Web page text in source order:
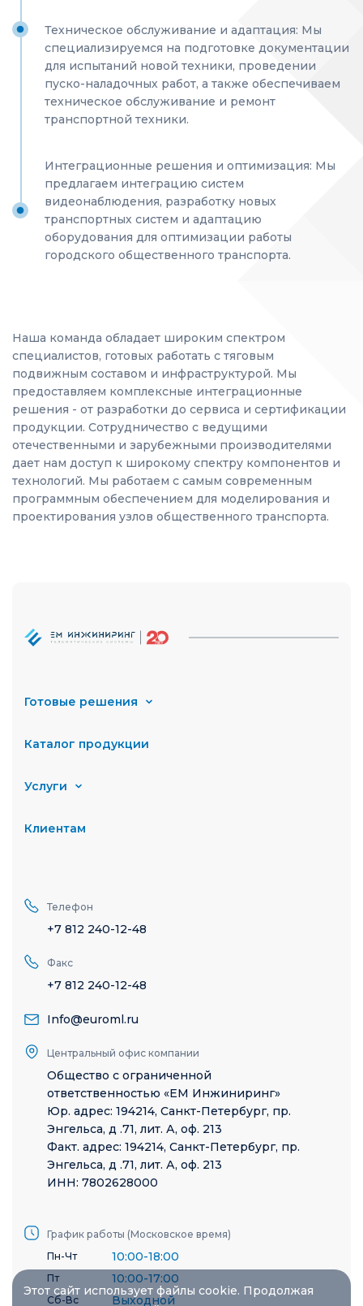
Этот сайт использует файлы cookie. Продолжая
Техническое обслуживание и адаптация: Мы
специализируемся на подготовке документации
для испытаний новой техники, проведении
пуско-наладочных работ, а также обеспечиваем
техническое обслуживание и ремонт
транспортной техники.
Интеграционные решения и оптимизация: Мы
предлагаем интеграцию систем
видеонаблюдения, разработку новых
транспортных систем и адаптацию
оборудования для оптимизации работы
городского общественного транспорта.
Наша команда обладает широким спектром
специалистов, готовых работать с тяговым
подвижным составом и инфраструктурой. Мы
предоставляем комплексные интеграционные
решения - от разработки до сервиса и сертификации
продукции. Сотрудничество с ведущими
отечественными и зарубежными производителями
дает нам доступ к широкому спектру компонентов и
технологий. Мы работаем с самым современным
программным обеспечением для моделирования и
проектирования узлов общественного транспорта.
Готовые решения
Каталог продукции
Услуги
Клиентам
Телефон
+7 812 240-12-48
Факс
+7 812 240-12-48
Info@euroml.ru
Центральный офис компании
Общество с ограниченной
ответственностью «ЕМ Инжиниринг»
Юр. адрес: 194214, Санкт-Петербург, пр.
Энгельса, д .71, лит. А, оф. 213
Факт. адрес: 194214, Санкт-Петербург, пр.
Энгельса, д .71, лит. А, оф. 213
ИНН: 7802628000
График работы (Московское время)
Пн-Чт
10:00-18:00
Пт 10:00-17:00
Сб-Вс Выходной